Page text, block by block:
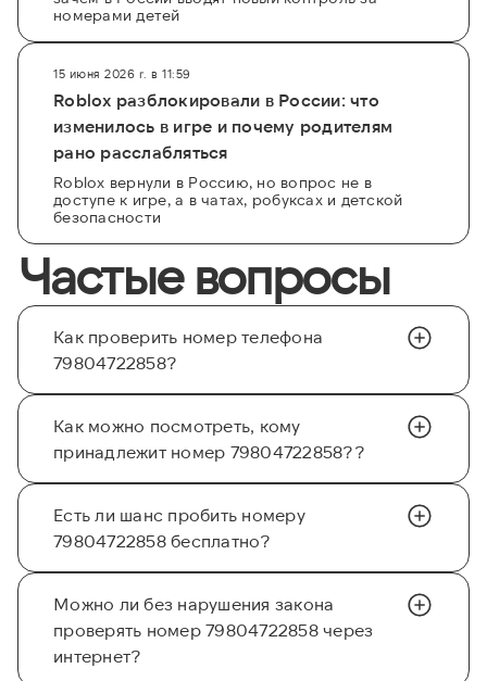
номерами детей
15 июня 2026 г. в 11:59
Roblox разблокировали в России: что
изменилось в игре и почему родителям
рано расслабляться
Roblox вернули в Россию, но вопрос не в
доступе к игре, а в чатах, робуксах и детской
безопасности
Частые вопросы
Как проверить номер телефона
79804722858?
Как можно посмотреть, кому
принадлежит номер 79804722858??
Есть ли шанс пробить номеру
79804722858 бесплатно?
Можно ли без нарушения закона
проверять номер 79804722858 через
интернет?